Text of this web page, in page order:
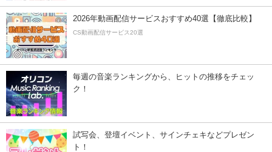
2026年動画配信サービスおすすめ40選【徹底比較】
CS動画配信サービス20選
毎週の音楽ランキングから、ヒットの推移をチェッ
ク！
試写会、登壇イベント、サインチェキなどプレゼン
ト！